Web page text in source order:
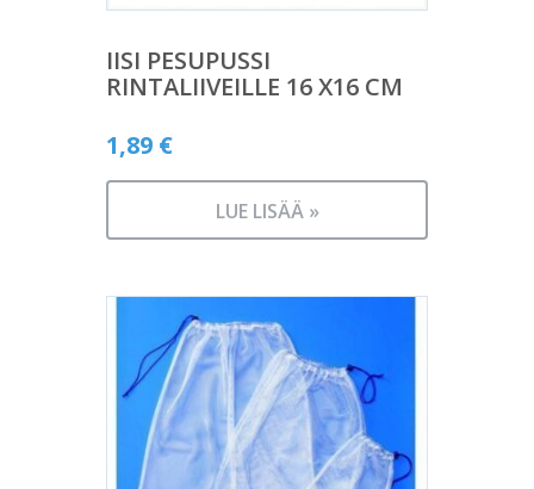
IISI PESUPUSSI
RINTALIIVEILLE 16 X16 CM
1,89 €
LUE LISÄÄ »